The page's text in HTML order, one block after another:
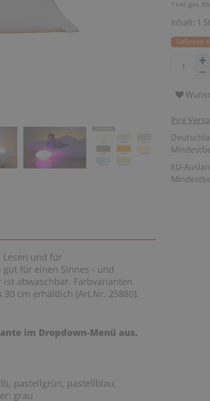
* inkl. ges.
Inhalt: 1
Lieferzeit:
Ihre
EU-
Lesen und für
für einen Sinnes - und
abwaschbar. Farbvarianten
cm erhältlich (Art.Nr. 25880).
im Dropdown-Menü aus.
pastellgrün, pastellblau,
grau